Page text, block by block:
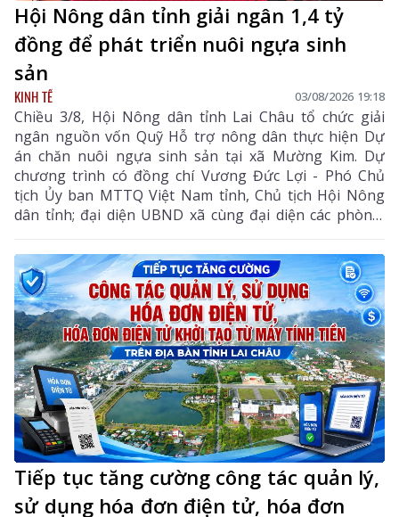
Hội Nông dân tỉnh giải ngân 1,4 tỷ
đồng để phát triển nuôi ngựa sinh
sản
KINH TẾ 03/08/2026 19:18
Chiều 3/8, Hội Nông dân tỉnh Lai Châu tổ chức giải
ngân nguồn vốn Quỹ Hỗ trợ nông dân thực hiện Dự
án chăn nuôi ngựa sinh sản tại xã Mường Kim. Dự
chương trình có đồng chí Vương Đức Lợi - Phó Chủ
tịch Ủy ban MTTQ Việt Nam tỉnh, Chủ tịch Hội Nông
dân tỉnh; đại diện UBND xã cùng đại diện các phòng,
ban chuyên môn, Hội Nông dân xã và các hội viên
tham gia dự án.
Tiếp tục tăng cường công tác quản lý,
sử dụng hóa đơn điện tử, hóa đơn